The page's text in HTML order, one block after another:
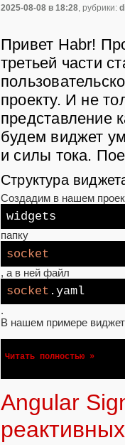
2025-08-08 в 18:28, рубрики:
Привет Habr!
третьей части
проекту. И не
представление
будем виджет
и силы тока.
Структура
Создадим в нашем
widgets
папку
socket
, а в ней файл
socket .yaml
.
В нашем примере виджет
Читать полностью »
Angular